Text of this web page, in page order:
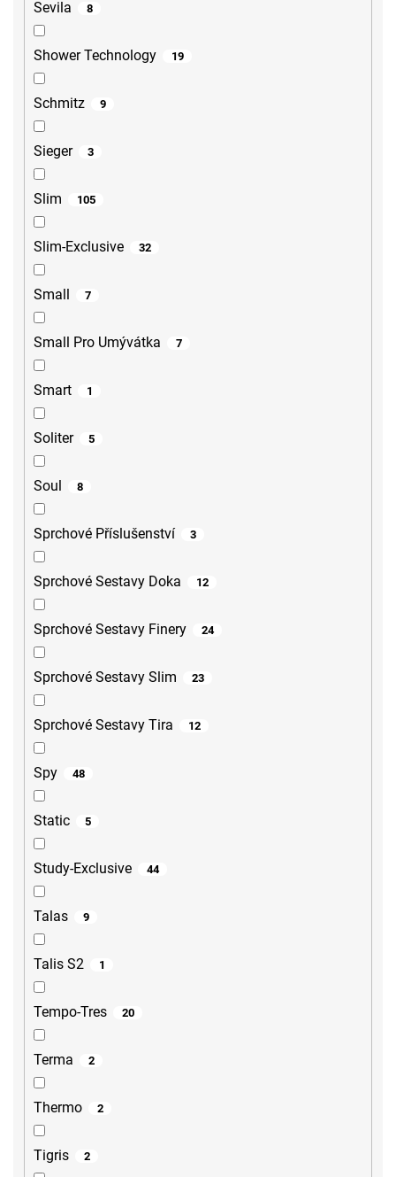
Sevila 8
Shower Technology 19
Schmitz 9
Sieger 3
Slim 105
Slim-Exclusive 32
Small 7
Small Pro Umývátka 7
Smart 1
Soliter 5
Soul 8
Sprchové Příslušenství 3
Sprchové Sestavy Doka 12
Sprchové Sestavy Finery 24
Sprchové Sestavy Slim 23
Sprchové Sestavy Tira 12
Spy 48
Static 5
Study-Exclusive 44
Talas 9
Talis S2 1
Tempo-Tres 20
Terma 2
Thermo 2
Tigris 2